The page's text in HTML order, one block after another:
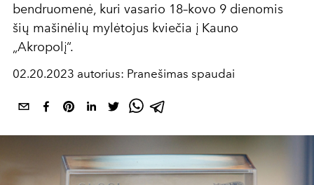
bendruomenė, kuri vasario 18–kovo 9 dienomis
šių mašinėlių mylėtojus kviečia į Kauno
„Akropolį“.
02.20.2023 autorius: Pranešimas spaudai